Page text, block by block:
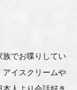
でお喋りしてい
アイスクリームや